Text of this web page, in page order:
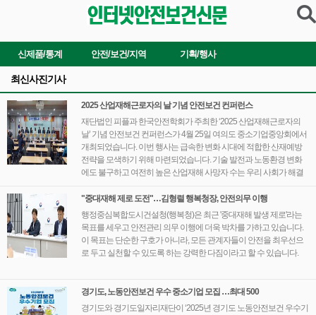
신제품/통계 안전/보건/지역 기획/행사
최신사진기사
2025 산업재해근로자의 날 기념 안전보건 컨퍼런스
재단법인 피플과 한국안전학회가 주최한 ‘2025 산업재해근로자의
날’ 기념 안전보건 컨퍼런스가 4월 25일 여의도 중소기업중앙회에서
개최되었습니다. 이번 행사는 급속한 변화 시대에 적합한 산재예방
전략을 모색하기 위해 마련되었습니다. 기술 발전과 노동환경 변화
에도 불구하고 여전히 높은 산업재해 사망자 수는 우리 사회가 해결
"중대재해 제로 도전"…김형렬 행복청장, 안전의무 이행
행정중심복합도시건설청(행복청)은 최근 '중대재해 발생 제로'라는
목표를 세우고 안전관리 의무 이행에 더욱 박차를 가하고 있습니다.
이 목표는 단순한 구호가 아니라, 모든 관계자들이 안전을 최우선으
로 두고 실천할 수 있도록 하는 강력한 다짐이라고 할 수 있습니다.
경기도, 노동안전보건 우수 중소기업 모집 …최대 500
경기도와 경기도일자리재단이 ‘2025년 경기도 노동안전보건 우수기